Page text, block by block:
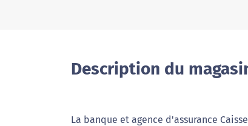
Description du
La banque et agence d'assurance